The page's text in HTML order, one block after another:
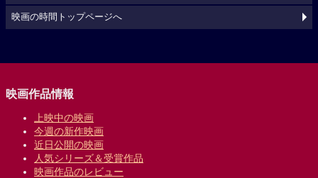
映画の時間トップページへ
映画作品情報
上映中の映画
今週の新作映画
近日公開の映画
人気シリーズ＆受賞作品
映画作品のレビュー